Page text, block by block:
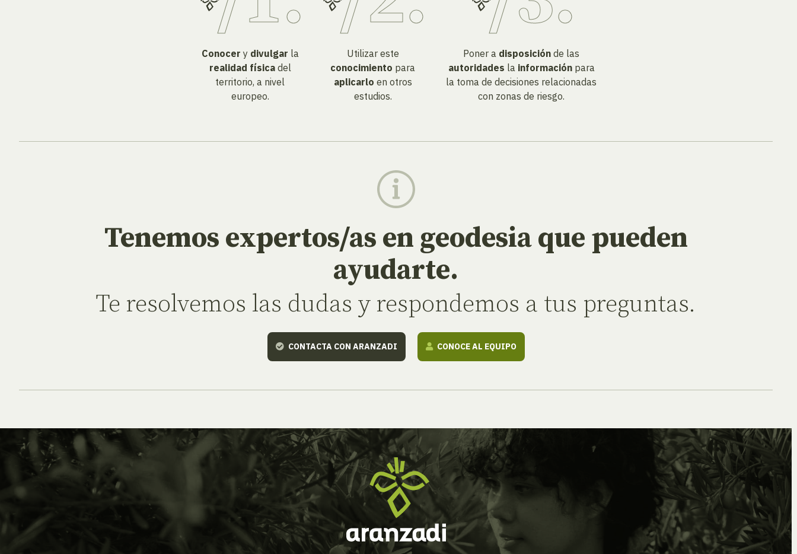
Conocer y divulgar la
realidad físicadel
territorio, a nivel
europeo.
Utilizar este
conocimiento para
aplicarlo en otros
estudios.
Poner a disposición de las
autoridades la informaciónpara
la toma de decisiones relacionadas
con zonas de riesgo.
Tenemos expertos/as en geodesia que pueden
ayudarte.
Te resolvemos las dudas y respondemos a tus preguntas.
CONTACTA CON ARANZADI CONOCE AL EQUIPO